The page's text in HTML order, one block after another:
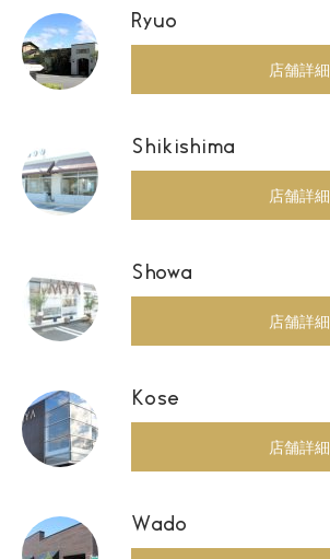
Ryuo
店舗詳細
Shikishima
店舗詳細
Showa
店舗詳細
Kose
店舗詳細
Wado